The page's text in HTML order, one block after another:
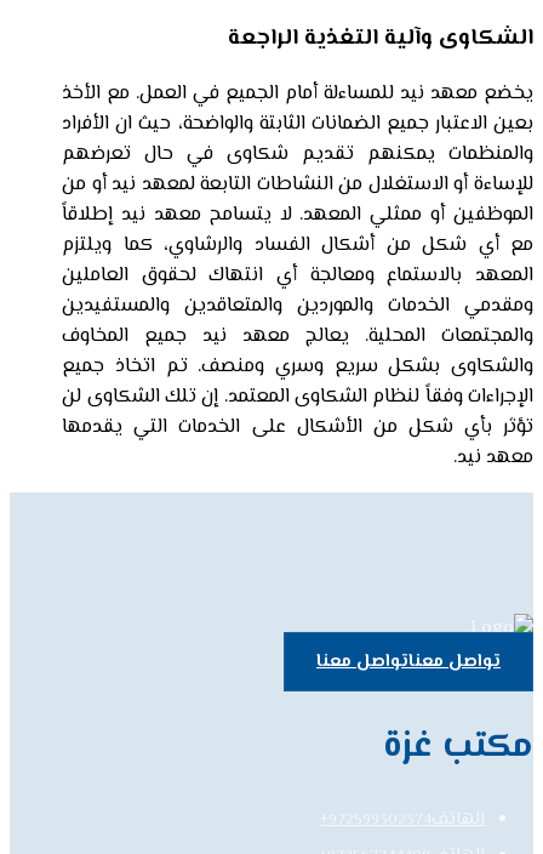
الشكاوى وآلية التغذية الراجعة
يخضع معهد نيد للمساءلة أمام الجميع في العمل. مع الأخذ
بعين الاعتبار جميع الضمانات الثابتة والواضحة، حيث ان الأفراد
والمنظمات يمكنهم تقديم شكاوى في حال تعرضهم
للإساءة أو الاستغلال من النشاطات التابعة لمعهد نيد أو من
الموظفين أو ممثلي المعهد. لا يتسامح معهد نيد إطلاقاً
مع أي شكل من أشكال الفساد والرشاوي، كما ويلتزم
المعهد بالاستماع ومعالجة أي انتهاك لحقوق العاملين
ومقدمي الخدمات والموردين والمتعاقدين والمستفيدين
والمجتمعات المحلية. يعالج معهد نيد جميع المخاوف
والشكاوى بشكل سريع وسري ومنصف. تم اتخاذ جميع
الإجراءات وفقاً لنظام الشكاوى المعتمد. إن تلك الشكاوى لن
تؤثر بأي شكل من الأشكال على الخدمات التي يقدمها
معهد نيد.
تواصل معناتواصل معنا
مكتب غزة
الهاتف972599302374+